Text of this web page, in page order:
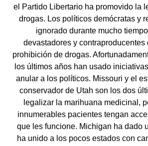
el Partido Libertario ha promovido la
drogas. Los políticos demócratas y
ignorado durante mucho
devastadores y contraproducentes
prohibición de drogas.
los últimos años han usado
anular a los políticos. Missouri y el
conservador de Utah son los dos
legalizar la marihuana medicinal,
innumerables pacientes tengan
que les funcione. Michigan ha dado
ha unido a los pocos estados con